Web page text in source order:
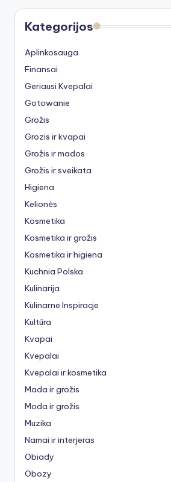
Kategorijos
Aplinkosauga
Finansai
Geriausi Kvepalai
Gotowanie
Grožis
Grozis ir kvapai
Grožis ir mados
Grožis ir sveikata
Higiena
Kelionės
Kosmetika
Kosmetika ir grožis
Kosmetika ir higiena
Kuchnia Polska
Kulinarija
Kulinarne Inspiracje
Kultūra
Kvapai
Kvepalai
Kvepalai ir kosmetika
Mada ir grožis
Moda ir grožis
Muzika
Namai ir interjeras
Obiady
Obozy